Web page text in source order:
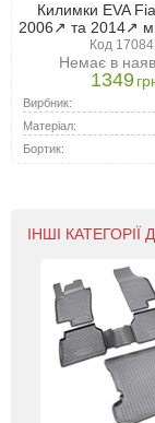
Килимки EVA
2006↗ та 2014↗
Код
Немає в
1349
Вирбник:
Матеріал:
Бортик:
ІНШІ